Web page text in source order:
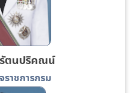
ตนปริคณน์
ราชการกรม